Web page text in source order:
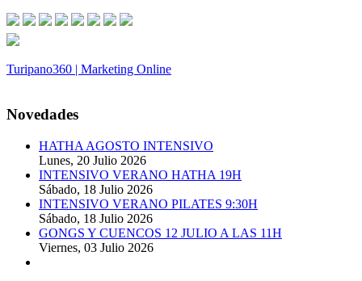
Turipano360 | Marketing Online
Novedades
HATHA AGOSTO INTENSIVO
Lunes, 20 Julio 2026
INTENSIVO VERANO HATHA 19H
Sábado, 18 Julio 2026
INTENSIVO VERANO PILATES 9:30H
Sábado, 18 Julio 2026
GONGS Y CUENCOS 12 JULIO A LAS 11H
Viernes, 03 Julio 2026